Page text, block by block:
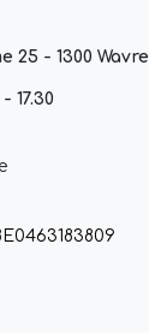
25 - 1300 Wavre
17.30